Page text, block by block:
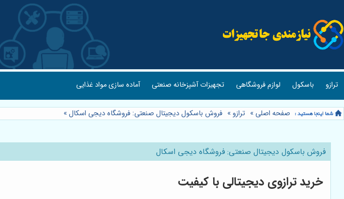
ترازو باسکول لوازم فروشگاهی تجهیزات آشپزخانه صنعتی آماده سازی مواد غذایی
صفحه اصلی » ترازو » فروش باسکول دیجیتال صنعتی: فروشگاه دیجی اسکال»
فروش باسکول دیجیتال صنعتی: فروشگاه دیجی اسکال
خرید ترازوی دیجیتالی با کیفیت